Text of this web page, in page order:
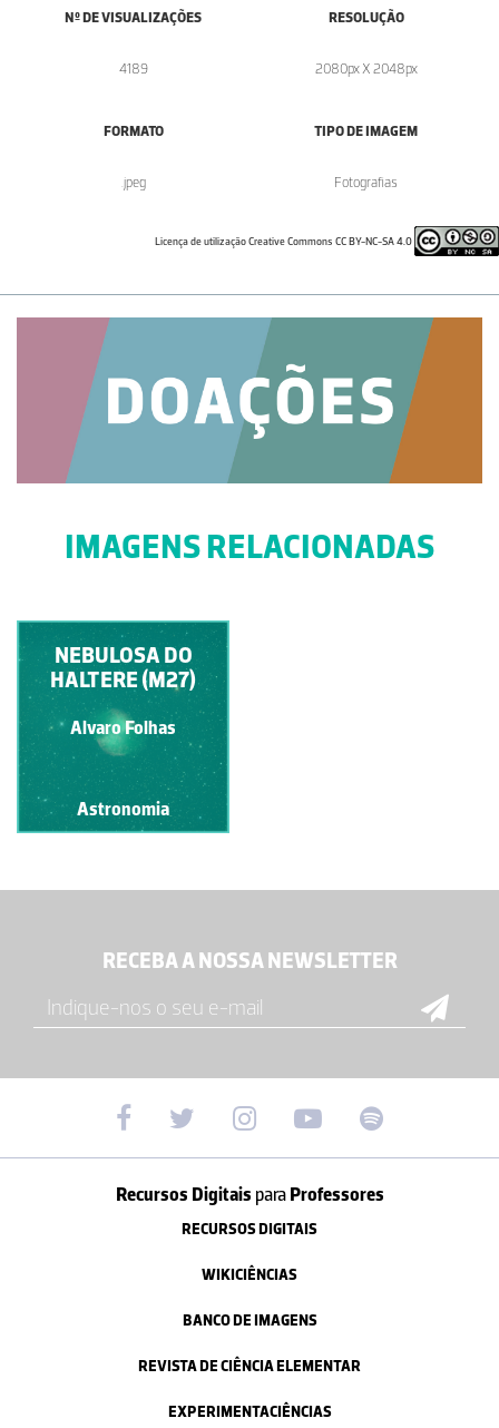
Nº DE VISUALIZAÇÕES
4189
RESOLUÇÃO
2080px X 2048px
FORMATO
.jpeg
TIPO DE IMAGEM
Fotografias
Licença de utilização Creative Commons CC BY-NC-SA 4.0
IMAGENS RELACIONADAS
NEBULOSA DO
HALTERE (M27)
Alvaro Folhas
Astronomia
RECEBA A NOSSA NEWSLETTER
Recursos Digitais paraProfessores
RECURSOS DIGITAIS
WIKICIÊNCIAS
BANCO DE IMAGENS
REVISTA DE CIÊNCIA ELEMENTAR
EXPERIMENTACIÊNCIAS